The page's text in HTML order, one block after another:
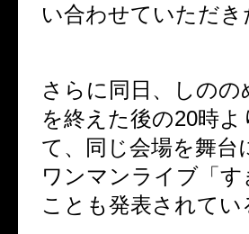
い合わせていただき
さらに同日、しの
を終えた後の20時よ
て、同じ会場を舞台
ワンマンライブ「
ことも発表されて